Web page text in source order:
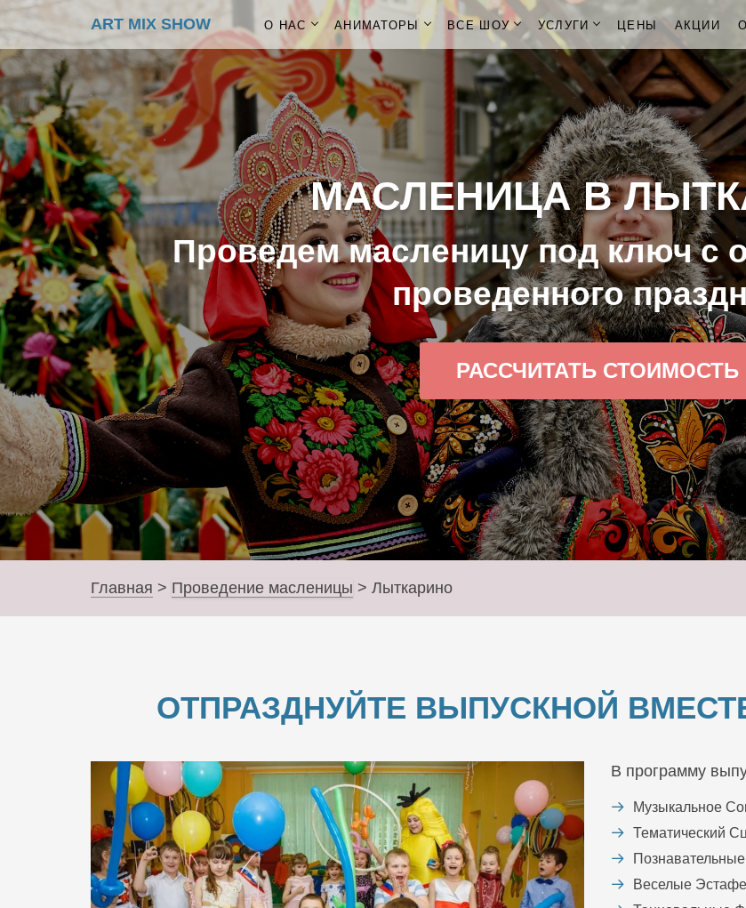
ART MIX SHOW О НАС АНИМАТОРЫ ВСЕ ШОУ УСЛУГИ ЦЕНЫ АКЦИИ
МАСЛЕНИЦА В
Проведем масленицу под ключ с
проведенного
РАССЧИТАТЬ СТОИМОСТЬ
Главная > Проведение масленицы > Лыткарино
ОТПРАЗДНУЙТЕ ВЫПУСКНОЙ ВМЕСТЕ
В программу
Музыкальное
Тематический
Веселые